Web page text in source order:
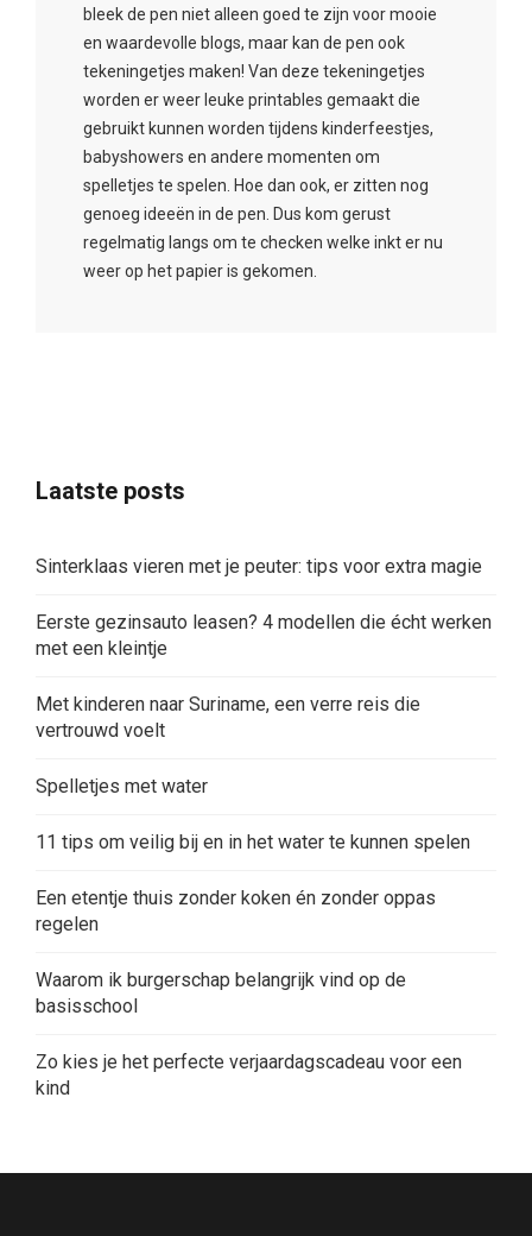
bleek de pen niet alleen goed te zijn voor mooie
en waardevolle blogs, maar kan de pen ook
tekeningetjes maken! Van deze tekeningetjes
worden er weer leuke printables gemaakt die
gebruikt kunnen worden tijdens kinderfeestjes,
babyshowers en andere momenten om
spelletjes te spelen. Hoe dan ook, er zitten nog
genoeg ideeën in de pen. Dus kom gerust
regelmatig langs om te checken welke inkt er nu
weer op het papier is gekomen.
Laatste posts
Sinterklaas vieren met je peuter: tips voor extra magie
Eerste gezinsauto leasen? 4 modellen die écht werken
met een kleintje
Met kinderen naar Suriname, een verre reis die
vertrouwd voelt
Spelletjes met water
11 tips om veilig bij en in het water te kunnen spelen
Een etentje thuis zonder koken én zonder oppas
regelen
Waarom ik burgerschap belangrijk vind op de
basisschool
Zo kies je het perfecte verjaardagscadeau voor een
kind